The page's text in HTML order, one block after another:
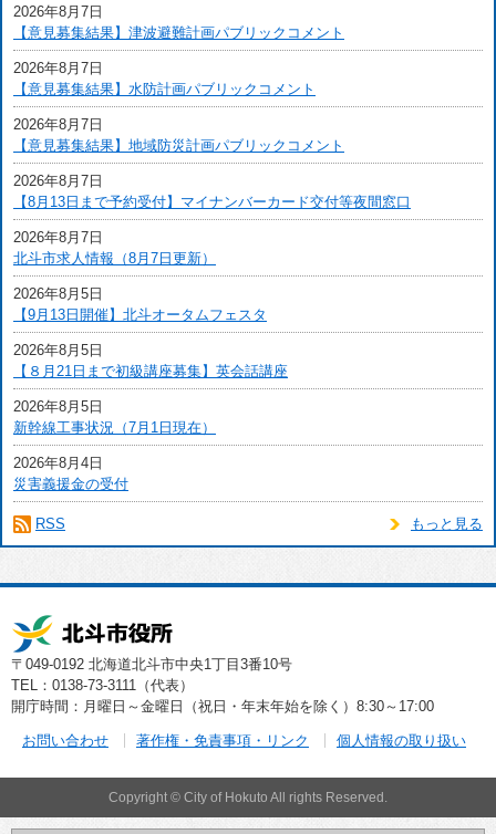
2026年8月7日
【意見募集結果】津波避難計画パブリックコメント
2026年8月7日
【意見募集結果】水防計画パブリックコメント
2026年8月7日
【意見募集結果】地域防災計画パブリックコメント
2026年8月7日
【8月13日まで予約受付】マイナンバーカード交付等夜間窓口
2026年8月7日
北斗市求人情報（8月7日更新）
2026年8月5日
【9月13日開催】北斗オータムフェスタ
2026年8月5日
【８月21日まで初級講座募集】英会話講座
2026年8月5日
新幹線工事状況（7月1日現在）
2026年8月4日
災害義援金の受付
もっと見る
RSS
〒049-0192 北海道北斗市中央1丁目3番10号
TEL：0138-73-3111（代表）
開庁時間：月曜日～金曜日（祝日・年末年始を除く）8:30～17:00
お問い合わせ 著作権・免責事項・リンク 個人情報の取り扱い
Copyright © City of Hokuto All rights Reserved.